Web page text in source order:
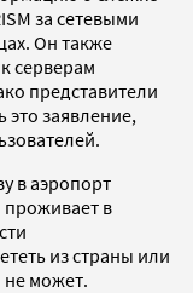
за сетевыми
Он также
серверам
представители
заявление,
в аэропорт
в
из страны или
не может.